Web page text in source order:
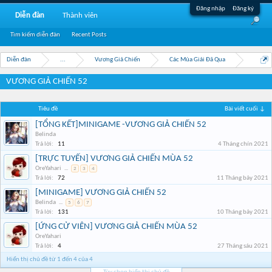
Đăng nhập Đăng ký
Diễn đàn ... Vương Giả Chiến Các Mùa Giải Đã Qua
VƯƠNG GIẢ CHIẾN 52
Tiêu đề Bài viết cuối ↓
[TỔNG KẾT]MINIGAME -VƯƠNG GIẢ CHIẾN 52
Belinda
Trả lời:
11 4 Tháng chín 2021
[TRỰC TUYẾN] VƯƠNG GIẢ CHIẾN MÙA 52
OreYahari ... 2 3 4
Trả lời: 72 11 Tháng bảy 2021
[MINIGAME] VƯƠNG GIẢ CHIẾN 52
Belinda ... 5 6 7
Trả lời: 131 10 Tháng bảy 2021
[ỨNG CỬ VIÊN] VƯƠNG GIẢ CHIẾN MÙA 52
OreYahari
Trả lời:
4
27 Tháng sáu 2021
Hiển thị chủ đề từ 1 đến 4 của 4
Diễn đàn
Tìm kiếm diễn đàn Recent Posts
Thành viên